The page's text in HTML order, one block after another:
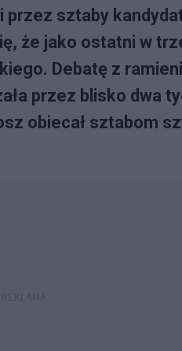
sztaby
że jako ostatni w
Debatę z
przez blisko dwa
obiecał sztabom